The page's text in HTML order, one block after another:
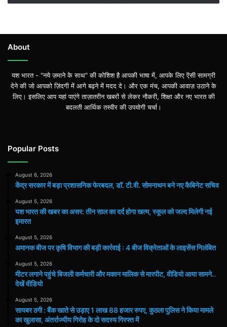
About
यश भारत - "नये ज़माने के साथ" की कोशिश है आपकी भाषा में, आपके लिए ऎसी सामग्री
देने की जो आपको ज़िंदगी में आगे बढ़ने में मदद दे। और एक मंच, आपकी आवाज़ उठाने के
लिए। इसलिए आप यहां पाएंगे ताज़ातरीन खबरों से लेकर नौकरी, शिक्षा और नए भारत की
बदलती आर्थिक तस्वीर की उपयोगी चर्चा।
Popular Posts
August 6, 2026
केंद्र सरकार में बड़ा प्रशासनिक फेरबदल, डॉ. टी.वी. सोमनाथन बने नए कैबिनेट सचिव
August 5, 2026
यश भारत की खबर का असर: तीन साल का दर्द होगा खत्म, स्कूल को जल्द मिलेगी नई
इमारत
August 5, 2026
अमानक बीज पर कृषि विभाग की बड़ी कार्रवाई : 4 बीज विक्रेताओं के लाइसेंस निलंबित
August 5, 2026
मीटर लगाने पहुंचे बिजली कर्मचारी और मकान मालिक से मारपीट, वीडियो आया सामने..
देखें वीडियो
August 5, 2026
सायबर ठगी : बैंक खाते से उड़ाए 1 लाख 88 हजार रुपए, कुठला पुलिस ने किया मामले
का खुलासा, अंतर्राज्यीय गिरोह के दो सदस्य गिरफ्त में